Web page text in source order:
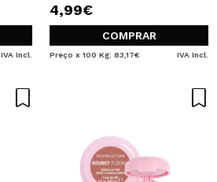
IVA Incl.
4,99€
COMPRAR
Preço x 100 Kg: 83,17€ IVA Incl.